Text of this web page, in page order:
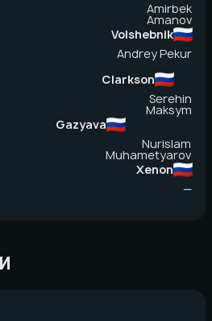
Amirbek
Amanov
Volshebnik
Andrey Pekur
Clarkson
Serehin
Maksym
Gazyava
Nurislam
Muhametyarov
Xenon
—